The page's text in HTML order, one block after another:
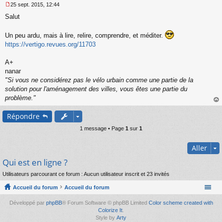
e
a
g
n
o
n
l
u
25 sept. 2015, 12:44
Salut
Un peu ardu, mais à lire, relire, comprendre, et méditer.
https://vertigo.revues.org/11703
A+
nanar
"Si vous ne considérez pas le vélo urbain comme une partie de la
solution pour l'aménagement des villes, vous êtes une partie du
problème."
au
Répondre
1 message • Page 1 sur 1
Aller
Qui est en ligne ?
Utilisateurs parcourant ce forum : Aucun utilisateur inscrit et 23 invités
Accueil du forum Accueil du forum
Développé par phpBB® Forum Software © phpBB Limited Color scheme created with
Colorize It
Style by Arty